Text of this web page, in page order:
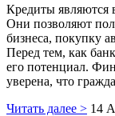
Кредиты являются
Они позволяют
бизнеса, покупку
Перед тем, как
его потенциал.
уверена, что
Читать далее > 14